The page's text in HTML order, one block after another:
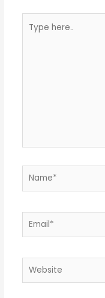
here..
Name*
Email*
Website